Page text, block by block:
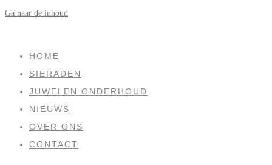
Ga naar de inhoud
HOME
SIERADEN
JUWELEN ONDERHOUD
NIEUWS
OVER ONS
CONTACT
SOLD